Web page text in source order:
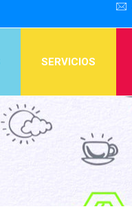
SERVICIOS